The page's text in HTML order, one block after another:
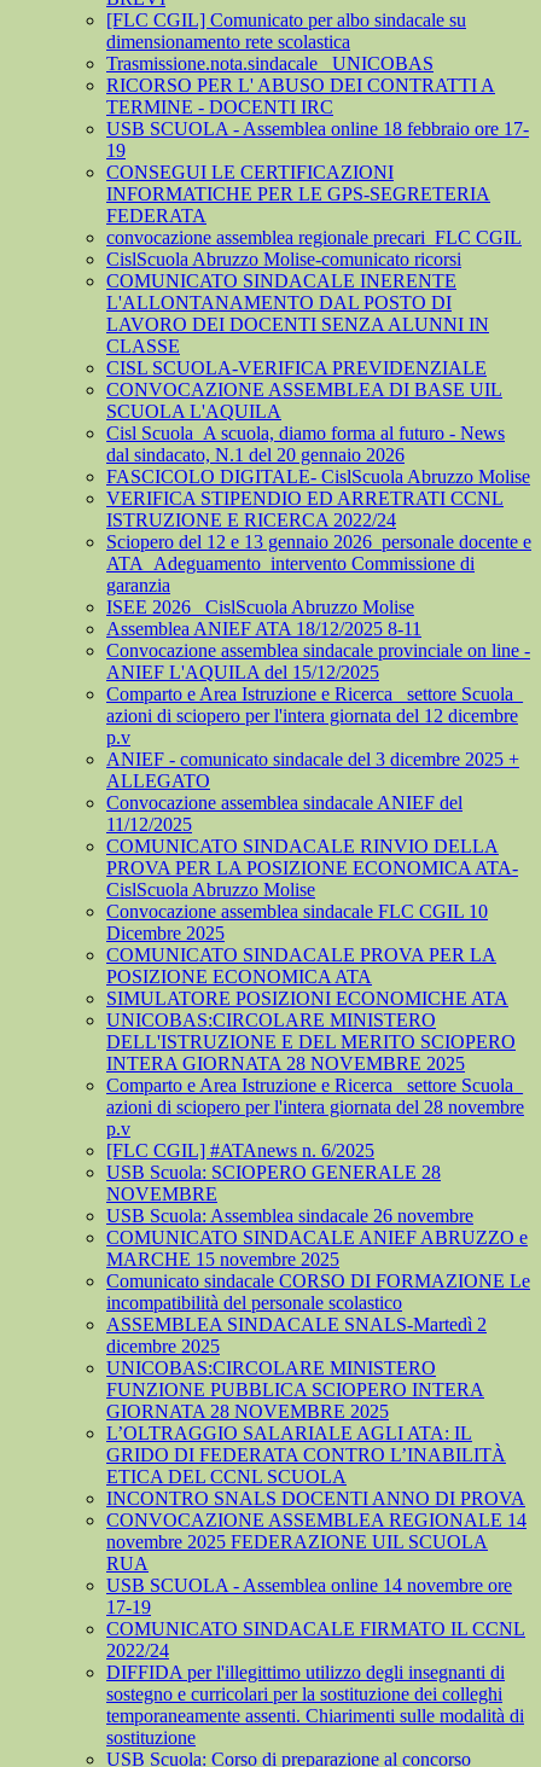
[FLC CGIL] Comunicato per albo sindacale su
dimensionamento rete scolastica
Trasmissione.nota.sindacale _UNICOBAS
RICORSO PER L' ABUSO DEI CONTRATTI A
TERMINE - DOCENTI IRC
USB SCUOLA - Assemblea online 18 febbraio ore 17-
19
CONSEGUI LE CERTIFICAZIONI
INFORMATICHE PER LE GPS-SEGRETERIA
FEDERATA
convocazione assemblea regionale precari_FLC CGIL
CislScuola Abruzzo Molise-comunicato ricorsi
COMUNICATO SINDACALE INERENTE
L'ALLONTANAMENTO DAL POSTO DI
LAVORO DEI DOCENTI SENZA ALUNNI IN
CLASSE
CISL SCUOLA-VERIFICA PREVIDENZIALE
CONVOCAZIONE ASSEMBLEA DI BASE UIL
SCUOLA L'AQUILA
Cisl Scuola_A scuola, diamo forma al futuro - News
dal sindacato, N.1 del 20 gennaio 2026
FASCICOLO DIGITALE- CislScuola Abruzzo Molise
VERIFICA STIPENDIO ED ARRETRATI CCNL
ISTRUZIONE E RICERCA 2022/24
Sciopero del 12 e 13 gennaio 2026_personale docente e
ATA_Adeguamento_intervento Commissione di
garanzia
ISEE 2026_ CislScuola Abruzzo Molise
Assemblea ANIEF ATA 18/12/2025 8-11
Convocazione assemblea sindacale provinciale on line -
ANIEF L'AQUILA del 15/12/2025
Comparto e Area Istruzione e Ricerca_ settore Scuola_
azioni di sciopero per l'intera giornata del 12 dicembre
p.v
ANIEF - comunicato sindacale del 3 dicembre 2025 +
ALLEGATO
Convocazione assemblea sindacale ANIEF del
11/12/2025
COMUNICATO SINDACALE RINVIO DELLA
PROVA PER LA POSIZIONE ECONOMICA ATA-
CislScuola Abruzzo Molise
Convocazione assemblea sindacale FLC CGIL 10
Dicembre 2025
COMUNICATO SINDACALE PROVA PER LA
POSIZIONE ECONOMICA ATA
SIMULATORE POSIZIONI ECONOMICHE ATA
UNICOBAS:CIRCOLARE MINISTERO
DELL'ISTRUZIONE E DEL MERITO SCIOPERO
INTERA GIORNATA 28 NOVEMBRE 2025
Comparto e Area Istruzione e Ricerca_ settore Scuola_
azioni di sciopero per l'intera giornata del 28 novembre
p.v
[FLC CGIL] #ATAnews n. 6/2025
USB Scuola: SCIOPERO GENERALE 28
NOVEMBRE
USB Scuola: Assemblea sindacale 26 novembre
COMUNICATO SINDACALE ANIEF ABRUZZO e
MARCHE 15 novembre 2025
Comunicato sindacale CORSO DI FORMAZIONE Le
incompatibilità del personale scolastico
ASSEMBLEA SINDACALE SNALS-Martedì 2
dicembre 2025
UNICOBAS:CIRCOLARE MINISTERO
FUNZIONE PUBBLICA SCIOPERO INTERA
GIORNATA 28 NOVEMBRE 2025
L’OLTRAGGIO SALARIALE AGLI ATA: IL
GRIDO DI FEDERATA CONTRO L’INABILITÀ
ETICA DEL CCNL SCUOLA
INCONTRO SNALS DOCENTI ANNO DI PROVA
CONVOCAZIONE ASSEMBLEA REGIONALE 14
novembre 2025 FEDERAZIONE UIL SCUOLA
RUA
USB SCUOLA - Assemblea online 14 novembre ore
17-19
COMUNICATO SINDACALE FIRMATO IL CCNL
2022/24
DIFFIDA per l'illegittimo utilizzo degli insegnanti di
sostegno e curricolari per la sostituzione dei colleghi
temporaneamente assenti. Chiarimenti sulle modalità di
sostituzione
USB Scuola: Corso di preparazione al concorso